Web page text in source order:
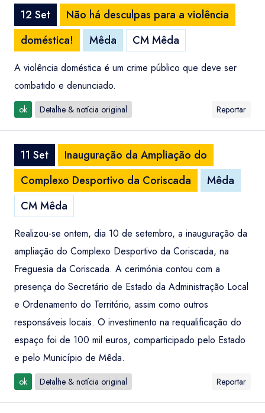
12 Set
Não há desculpas para a violência
doméstica!
Mêda CM Mêda
A violência doméstica é um crime público que deve ser
combatido e denunciado.
ok Detalhe & notícia original Reportar
11 Set
Inauguração da Ampliação do
Complexo Desportivo da Coriscada
Mêda
CM Mêda
Realizou-se ontem, dia 10 de setembro, a inauguração da
ampliação do Complexo Desportivo da Coriscada, na
Freguesia da Coriscada. A cerimónia contou com a
presença do Secretário de Estado da Administração Local
e Ordenamento do Território, assim como outros
responsáveis locais. O investimento na requalificação do
espaço foi de 100 mil euros, comparticipado pelo Estado
e pelo Município de Mêda.
ok Detalhe & notícia original Reportar